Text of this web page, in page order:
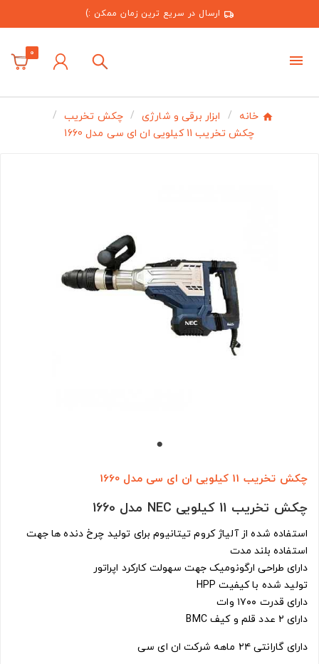
ارسال در سریع ترین زمان ممکن :)
0
خانه ابزار برقی و شارژی
چکش تخریب
چکش تخریب 11 کیلویی ان ای سی مدل 1660
چکش تخریب 11 کیلویی ان ای سی مدل 1660
چکش تخریب 11 کیلویی NEC مدل 1660
استفاده شده از آلیاژ کروم تیتانیوم برای تولید چرخ دنده ها جهت
استفاده بلند مدت
دارای طراحی ارگونومیک جهت سهولت کارکرد اپراتور
تولید شده با کیفیت HPP
دارای قدرت ۱۷۰۰ وات
دارای ۲ عدد قلم و کیف BMC
دارای گارانتی ۲۴ ماهه شرکت ان ای سی